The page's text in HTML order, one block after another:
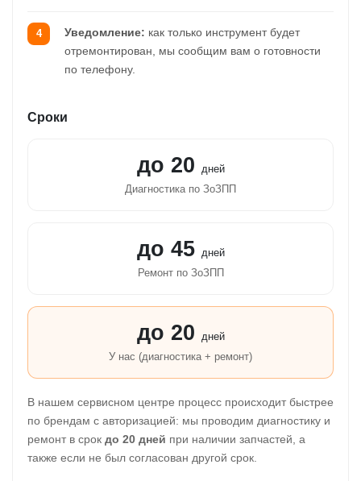
Уведомление: как только инструмент будет
отремонтирован, мы сообщим вам о готовности
по телефону.
Сроки
до 20 дней
Диагностика по ЗоЗПП
до 45 дней
Ремонт по ЗоЗПП
до 20 дней
У нас (диагностика + ремонт)
В нашем сервисном центре процесс происходит быстрее
по брендам с авторизацией: мы проводим диагностику и
ремонт в срок до 20 дней при наличии запчастей, а
также если не был согласован другой срок.